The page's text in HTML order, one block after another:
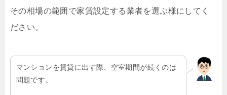
その相場の範囲で家賃設定する業者を選ぶ様にしてく
ださい。
マンションを賃貸に出す際、空室期間が続くのは
問題です。